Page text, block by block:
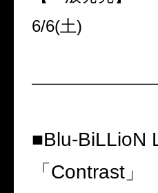
6/6(土)
■Blu-BiLLioN
「 Contrast 」